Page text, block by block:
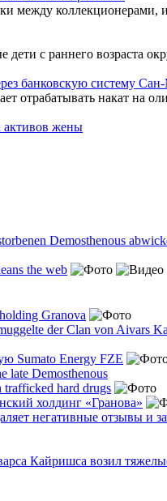
между коллекционерами,
дети с раннего возраста
банковскую систему
отрабатывать накат на
активов жены
Demosthenous
the web
Granova
der Clan von Aivars
Sumato Energy FZE
late Demosthenous
hard drugs
холдинг «Гранова»
негативные отзывы и
Кайришса возил